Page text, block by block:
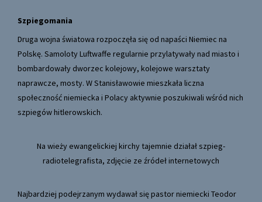
Szpiegomania
Druga wojna światowa rozpoczęła się od napaści Niemiec na
Polskę. Samoloty Luftwaffe regularnie przylatywały nad miasto i
bombardowały dworzec kolejowy, kolejowe warsztaty
naprawcze, mosty. W Stanisławowie mieszkała liczna
społeczność niemiecka i Polacy aktywnie poszukiwali wśród nich
szpiegów hitlerowskich.
Na wieży ewangelickiej kirchy tajemnie działał szpieg-
radiotelegrafista, zdjęcie ze źródeł internetowych
Najbardziej podejrzanym wydawał się pastor niemiecki Teodor